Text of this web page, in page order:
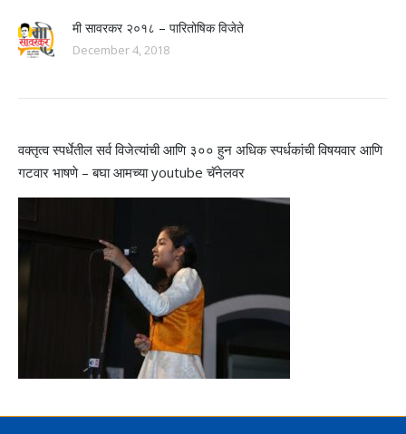
मी सावरकर २०१८ – पारितोषिक विजेते
December 4, 2018
वक्तृत्व स्पर्धेतील सर्व विजेत्यांची आणि ३०० हुन अधिक स्पर्धकांची विषयवार आणि
गटवार भाषणे – बघा आमच्या youtube चॅनेलवर